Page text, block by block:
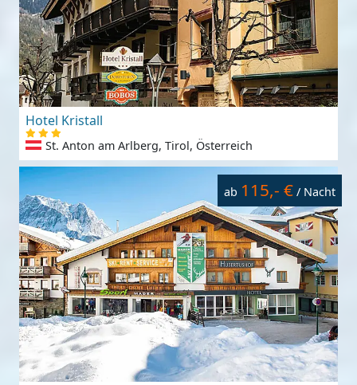
Hotel Kristall
St. Anton am Arlberg, Tirol, Österreich
ab 115,- € / Nacht